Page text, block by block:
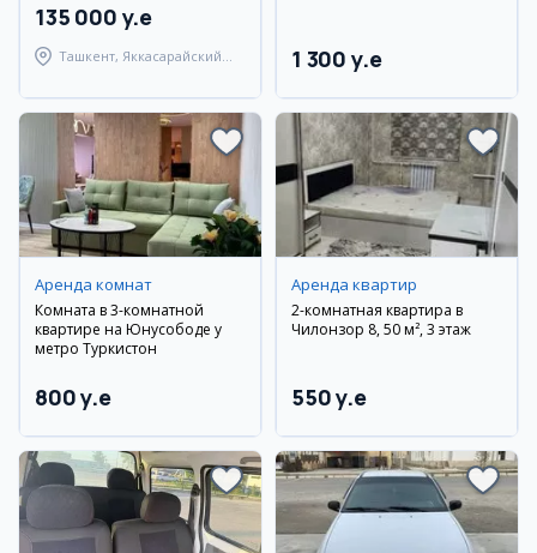
135 000 y.e
Ташкент, Яккасарайский
1 300 y.e
Аренда комнат
Комната в 3-комнатной
квартире на Юнусободе у
метро Туркистон
800 y.e
Аренда квартир
2-комнатная квартира в
Чилонзор 8, 50 м², 3 этаж
550 y.e